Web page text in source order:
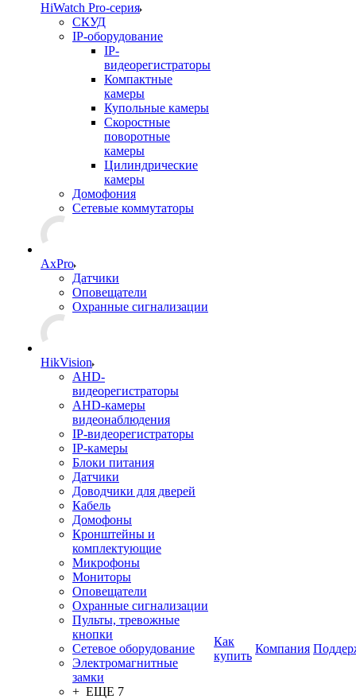
HiWatch Pro-серия
CКУД
IP-оборудование
IP-
видеорегистраторы
Компактные
камеры
Купольные камеры
Скоростные
поворотные
камеры
Цилиндрические
камеры
Домофония
Сетевые коммутаторы
AxPro
Датчики
Оповещатели
Охранные сигнализации
HikVision
AHD-
видеорегистраторы
AHD-камеры
видеонаблюдения
IP-видеорегистраторы
IP-камеры
Блоки питания
Датчики
Доводчики для дверей
Кабель
Домофоны
Кронштейны и
комплектующие
Микрофоны
Мониторы
Оповещатели
Охранные сигнализации
Пульты, тревожные
кнопки
Сетевое оборудование
Электромагнитные
замки
+ ЕЩЕ 7
Как
купить
Компания